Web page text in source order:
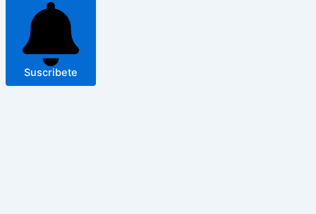
Suscribete